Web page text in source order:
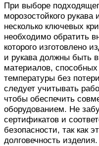
При выборе
морозостойкого
несколько ключевых
необходимо обратить
которого изготовлено
и рукава должны быть
материалов,
температуры без
следует учитывать
чтобы обеспечить
оборудованием. Не
сертификатов и
безопасности, так как
долговечность изделия.